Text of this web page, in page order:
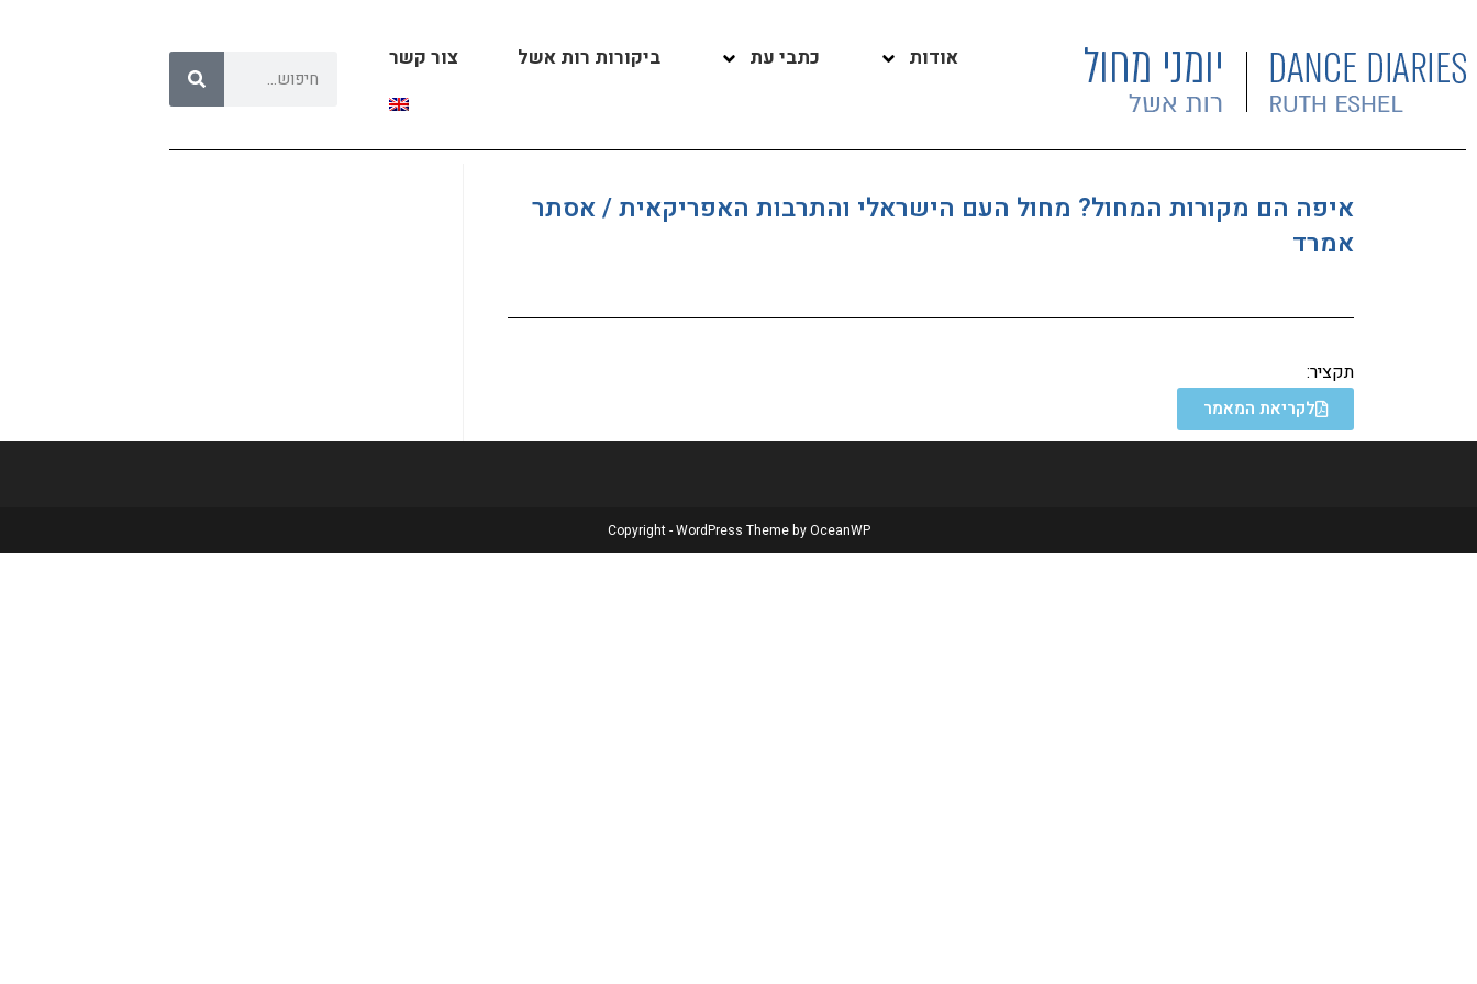
אודות כתבי עת ביקורות רות אשל צור קשר
איפה הם מקורות המחול? מחול העם הישראלי והתרבות האפריקאית / אסתר
אמרד
תקציר:
לקריאת המאמר
Copyright - WordPress Theme by OceanWP